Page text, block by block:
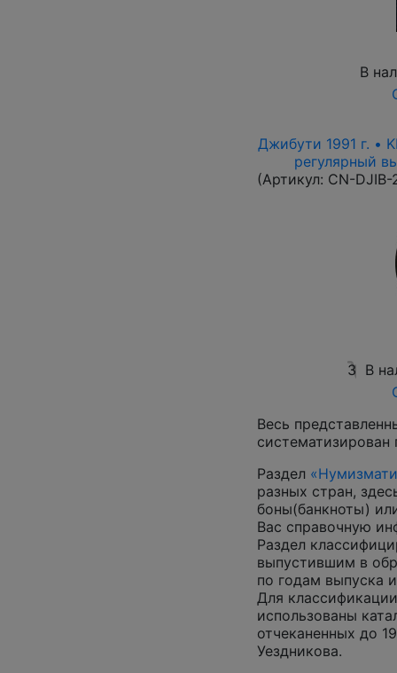
В
Джибути 1991 г. •
регулярный
(Артикул: CN-DJIB-
3 В
Весь
систематизирован
Раздел
разных стран,
боны(банкноты)
Вас справочную
Раздел
выпустившим в
по годам выпуска
Для
использованы
отчеканенных до
Уездникова.